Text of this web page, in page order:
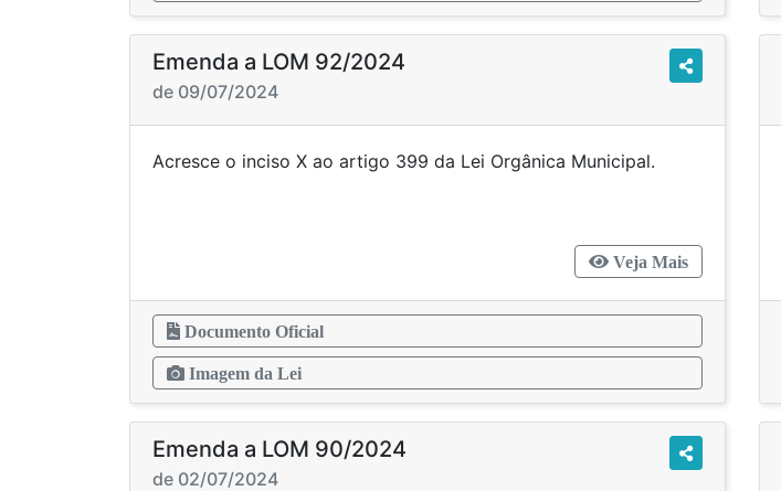
Emenda a LOM 92/2024
de 09/07/2024
Acresce o inciso X ao artigo 399 da Lei Orgânica Municipal.
Veja Mais
Documento Oficial
Imagem da Lei
Emenda a LOM 90/2024
de 02/07/2024